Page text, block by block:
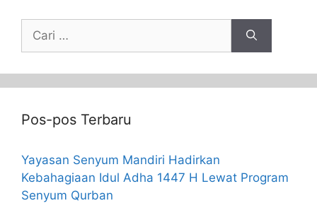
Pos-pos Terbaru
Yayasan Senyum Mandiri Hadirkan
Kebahagiaan Idul Adha 1447 H Lewat Program
Senyum Qurban